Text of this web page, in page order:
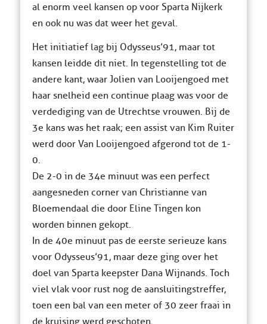
al enorm veel kansen op voor Sparta Nijkerk
en ook nu was dat weer het geval.
Het initiatief lag bij Odysseus’91, maar tot
kansen leidde dit niet. In tegenstelling tot de
andere kant, waar Jolien van Looijengoed met
haar snelheid een continue plaag was voor de
verdediging van de Utrechtse vrouwen. Bij de
3e kans was het raak; een assist van Kim Ruiter
werd door Van Looijengoed afgerond tot de 1-
0.
De 2-0 in de 34e minuut was een perfect
aangesneden corner van Christianne van
Bloemendaal die door Eline Tingen kon
worden binnen gekopt.
In de 40e minuut pas de eerste serieuze kans
voor Odysseus’91, maar deze ging over het
doel van Sparta keepster Dana Wijnands. Toch
viel vlak voor rust nog de aansluitingstreffer,
toen een bal van een meter of 30 zeer fraai in